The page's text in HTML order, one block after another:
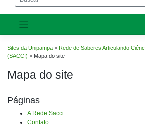
Sites da Unipampa > Rede de Saberes Articulando
(SACCI) > Mapa do site
Mapa do site
Páginas
A Rede Sacci
Contato